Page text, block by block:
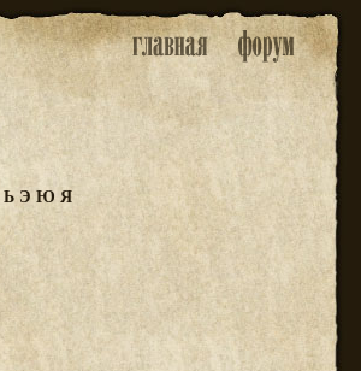
Ь Э Ю Я